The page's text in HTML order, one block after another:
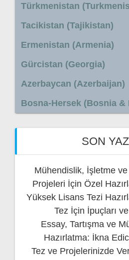
Türkmenistan
Tacikistan (Tajikistan)
Ermenistan (Armenia)
Gürcistan (Georgia)
Azerbaycan (Azerbaijan)
Bosna-Hersek (Bosnia &
SON
Mühendislik, İşletme
Projeleri İçin Özel
Yüksek Lisans Tezi
Tez İçin İpuçları
Essay, Tartışma ve
Hazırlatma: İkna
Tez ve Projelerinizde